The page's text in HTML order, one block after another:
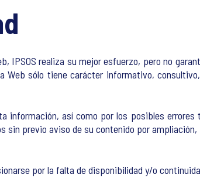
IPSOS realiza su mejor esfuerzo, pero no
sólo tiene carácter informativo,
información, así como por los posibles
previo aviso de su contenido por
por la falta de disponibilidad y/o